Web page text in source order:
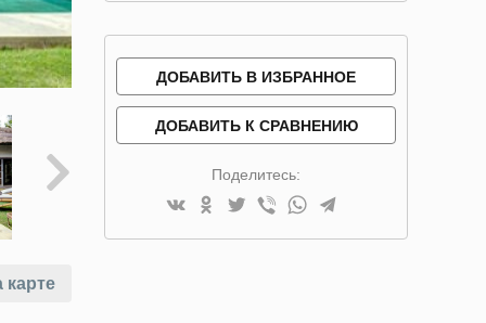
карте
ДОБАВИТЬ В ИЗБРАННОЕ
ДОБАВИТЬ К СРАВНЕНИЮ
Поделитесь: